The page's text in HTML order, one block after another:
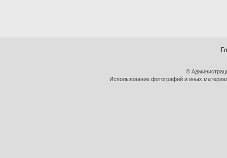
©
Использование фотографий и иных